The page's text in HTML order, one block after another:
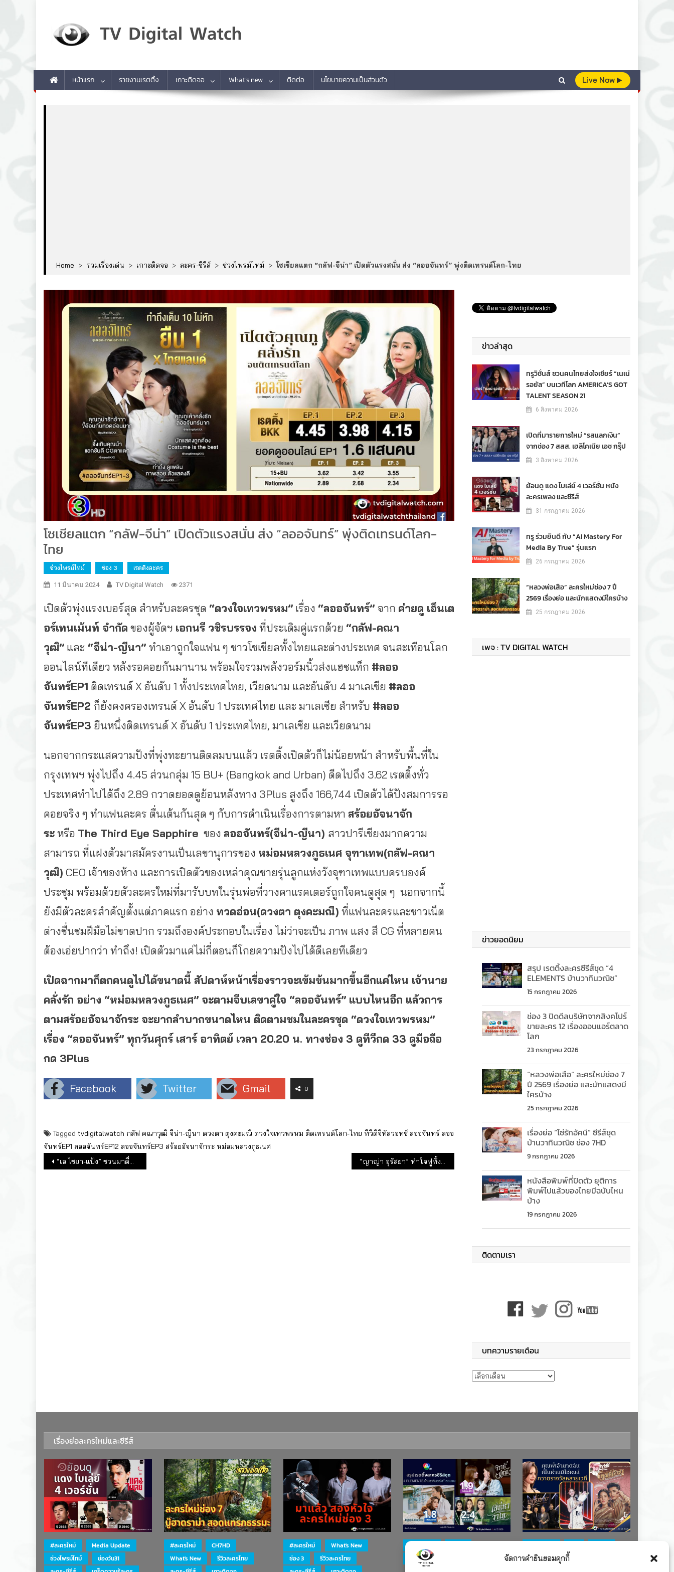
จัดการคำยินยอมคุกกี้
หน้าแรก รายงานเรตติ้ง เกาะติดจอ What’s new ติดต่อ นโยบายความเป็นส่วนตัว Live Now
Home > รวมเรื่องเด่น > เกาะติดจอ > ละคร-ซีรีส์ > ช่วงไพรม์ไทม์ > โซเชียลแตก “กลัฟ-จีน่า” เปิดตัวแรงสนั่น ส่ง “ลออจันทร์” พุ่งติดเทรนด์โลก-ไทย
โซเชียลแตก “กลัฟ-จีน่า” เปิดตัวแรงสนั่น ส่ง “ลออจันทร์” พุ่งติดเทรนด์โลก-
ไทย
ช่วงไพรม์ไทม์ ช่อง 3 เรตติงละคร
11 มีนาคม 2024 TV Digital Watch 2371
เปิดตัวพุ่งแรงเบอร์สุด สำหรับละครชุด “ดวงใจเทวพรหม” เรื่อง “ลออจันทร์” จาก ค่ายดู เอ็นเต
อร์เทนเม้นท์ จำกัด ของผู้จัดฯ เอกนรี วชิรบรรจง ที่ประเดิมคู่แรกด้วย “กลัฟ-คณา
วุฒิ” และ “จีน่า-ญีนา” ทำเอาถูกใจแฟน ๆ ชาวโซเชียลทั้งไทยและต่างประเทศ จนสะเทือนโลก
ออนไลน์ทีเดียว หลังรอคอยกันมานาน พร้อมใจรวมพลังวอร์มนิ้วส่งแฮชแท็ก #ลออ
จันทร์EP1 ติดเทรนด์ X อันดับ 1 ทั้งประเทศไทย, เวียดนาม และอันดับ 4 มาเลเซีย #ลออ
จันทร์EP2 ก็ยังคงครองเทรนด์ X อันดับ 1 ประเทศไทย และ มาเลเซีย สำหรับ #ลออ
จันทร์EP3 ยืนหนึ่งติดเทรนด์ X อันดับ 1 ประเทศไทย, มาเลเซีย และเวียดนาม
นอกจากกระแสความปังที่พุ่งทะยานติดลมบนแล้ว เรตติ้งเปิดตัวก็ไม่น้อยหน้า สำหรับพื้นที่ใน
กรุงเทพฯ พุ่งไปถึง 4.45 ส่วนกลุ่ม 15 BU+ (Bangkok and Urban) ดีดไปถึง 3.62 เรตติ้งทั่ว
ประเทศทำไปได้ถึง 2.89 กวาดยอดดูย้อนหลังทาง 3Plus สูงถึง 166,744 เปิดตัวได้ปังสมการรอ
คอยจริง ๆ ทำแฟนละคร ตื่นเต้นกันสุด ๆ กับการดำเนินเรื่องการตามหา สร้อยอัจนาจัก
ระหรือ The Third Eye Sapphire ของ ลออจันทร์(จีน่า-ญีนา) สาวปารีเซียงมากความ
สามารถ ที่แฝงตัวมาสมัครงานเป็นเลขานุการของ หม่อมหลวงภูธเนศ จุฑาเทพ(กลัฟ-คณา
วุฒิ) CEO เจ้าของห้าง และการเปิดตัวของเหล่าคุณชายรุ่นลูกแห่งวังจุฑาเทพแบบครบองค์
ประชุม พร้อมด้วยตัวละครใหม่ที่มารับบทในรุ่นพ่อที่วางคาแรคเตอร์ถูกใจคนดูสุด ๆ นอกจากนี้
ยังมีตัวละครสำคัญตั้งแต่ภาคแรก อย่าง ทวดอ่อน(ดวงตา ตุงคะมณี) ที่แฟนละครและชาวเน็ต
ต่างชื่นชมฝีมือไม่ขาดปาก รวมถึงองค์ประกอบในเรื่อง ไม่ว่าจะเป็น ภาพ แสง สี CG ที่หลายคน
ต้องเอ่ยปากว่า ทำถึง! เปิดตัวมาแค่ไม่กี่ตอนก็โกยความปังไปได้ดีเลยทีเดียว
เปิดฉากมาก็ตกคนดูไปได้ขนาดนี้ สัปดาห์หน้าเรื่องราวจะเข้มข้นมากขึ้นอีกแค่ไหน เจ้านาย
คลั่งรัก อย่าง “หม่อมหลวงภูธเนศ” จะตามจีบเลขาคู่ใจ “ลออจันทร์” แบบไหนอีก แล้วการ
ตามสร้อยอัจนาจักระ จะยากลำบากขนาดไหน ติดตามชมในละครชุด “ดวงใจเทวพรหม”
เรื่อง “ลออจันทร์” ทุกวันศุกร์ เสาร์ อาทิตย์ เวลา 20.20 น. ทางช่อง 3 ดูทีวีกด 33 ดูมือถือ
กด 3Plus
Facebook Twitter Gmail 0
Tagged tvdigitalwatch กลัฟ คณาวุฒิ จีน่า-ญีนา ดวงตา ตุงคะมณี ดวงใจเทวพรหม ติดเทรนด์โลก-ไทย ทีวีดิจิทัลวอทช์ ลออจันทร์ ลออ
จันทร์EP1 ลออจันทร์EP12 ลออจันทร์EP3 สร้อยอัจนาจักระ หม่อมหลวงภูธเนศ
แนะแนวเรื่อง
“เอ ไชยา-แป้ง” ชวนมาดื่มมาดริ๊งก์ ทานอาหารอร่อยจุใจ “ญาญ่า อุรัสยา” ทำใจฟูทั้งงาน จัดเต็มแฟนมีตติ้ง “YAYA FAIRYTALE PARTY”
ข่าวล่าสุด
ทรูวิชั่นส์ ชวนคนไทยส่งใจเชียร์ “เนเน่
รอยัล” บนเวทีโลก AMERICA’S GOT
TALENT SEASON 21
6 สิงหาคม 2026
เปิดที่มารายการใหม่ “รสแลกเงิน”
จากช่อง 7 สสส. เฮลิโคเนีย เอช กรุ๊ป
3 สิงหาคม 2026
ย้อนดู แดง ไบเล่ย์ 4 เวอร์ชั่น หนัง
ละครเพลง และซีรีส์
31 กรกฎาคม 2026
ทรู ร่วมยินดี กับ “AI Mastery For
Media By True” รุ่นแรก
26 กรกฎาคม 2026
“หลวงพ่อเสือ” ละครใหม่ช่อง 7 ปี
2569 เรื่องย่อ และนักแสดงมีใครบ้าง
25 กรกฎาคม 2026
เพจ : TV DIGITAL WATCH
ข่าวยอดนิยม
สรุป เรตติ้งละครซีรีส์ชุด “4
ELEMENTS บ้านวาทินวณิช”
15 กรกฎาคม 2026
ช่อง 3 ปิดดีลบริษัทจากสิงคโปร์
ขายละคร 12 เรื่องออนแอร์ตลาด
โลก
23 กรกฎาคม 2026
“หลวงพ่อเสือ” ละครใหม่ช่อง 7
ปี 2569 เรื่องย่อ และนักแสดงมี
ใครบ้าง
25 กรกฎาคม 2026
เรื่องย่อ “โซ่รักอัคนี” ซีรีส์ชุด
บ้านวาทินวณิช ช่อง 7HD
9 กรกฎาคม 2026
หนังสือพิมพ์ที่ปิดตัว ยุติการ
พิมพ์ไปแล้วของไทยมีฉบับไหน
บ้าง
19 กรกฎาคม 2026
ติดตามเรา
บทความรายเดือน
บทความรายเดือน
เรื่องย่อละครใหม่และซีรีส์
#ละครใหม่
Media Update
ช่วงไพรม์ไทม์
ช่องวัน31
#ละครใหม่
CH7HD
What's New
รีวิวละครไทย
#ละครใหม่
What's New
ช่อง 3
รีวิวละครไทย
ละคร-ซีรีส์
รางวัล
ละคร-ซีรีส์